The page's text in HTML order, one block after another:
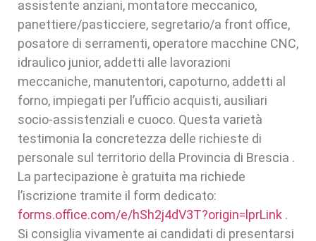
assistente anziani, montatore meccanico,
panettiere/pasticciere, segretario/a front office,
posatore di serramenti, operatore macchine CNC,
idraulico junior, addetti alle lavorazioni
meccaniche, manutentori, capoturno, addetti al
forno, impiegati per l’ufficio acquisti, ausiliari
socio-assistenziali e cuoco. Questa varietà
testimonia la concretezza delle richieste di
personale sul territorio della Provincia di Brescia .
La partecipazione è gratuita ma richiede
l’iscrizione tramite il form dedicato:
forms.office.com/e/hSh2j4dV3T?origin=lprLink .
Si consiglia vivamente ai candidati di presentarsi